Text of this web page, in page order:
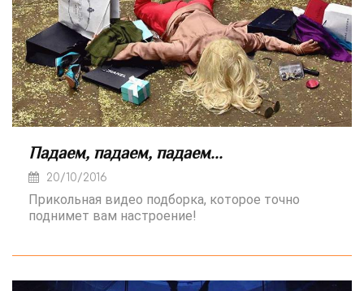
Падаем, падаем, падаем...
20/10/2016
Прикольная видео подборка, которое точно
поднимет вам настроение!